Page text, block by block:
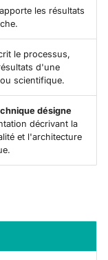
les résultats
le processus,
d'une
scientifique.
désigne
décrivant la
et l'architecture